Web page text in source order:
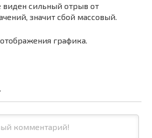
виден сильный отрыв от
значит сбой массовый.
графика.